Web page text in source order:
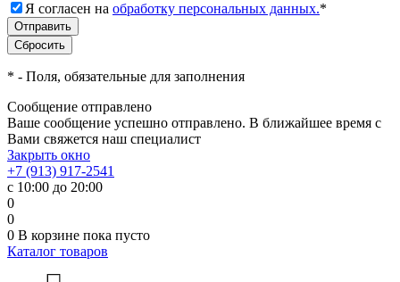
Я согласен на обработку персональных данных.*
* - Поля, обязательные для заполнения
Сообщение отправлено
Ваше сообщение успешно отправлено. В ближайшее время с
Вами свяжется наш специалист
Закрыть окно
+7 (913) 917-2541
с 10:00 до 20:00
0
0
0 В корзине пока пусто
Каталог товаров